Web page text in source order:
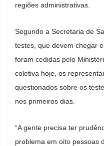
regiões administrativas.
Segundo a Secretaria de
testes, que devem chegar
foram cedidas pelo
coletiva hoje, os
questionados sobre os
nos primeiros dias.
“A gente precisa ter
problema em oito pessoas